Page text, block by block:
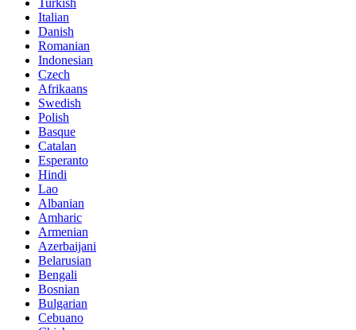
Turkish
Italian
Danish
Romanian
Indonesian
Czech
Afrikaans
Swedish
Polish
Basque
Catalan
Esperanto
Hindi
Lao
Albanian
Amharic
Armenian
Azerbaijani
Belarusian
Bengali
Bosnian
Bulgarian
Cebuano